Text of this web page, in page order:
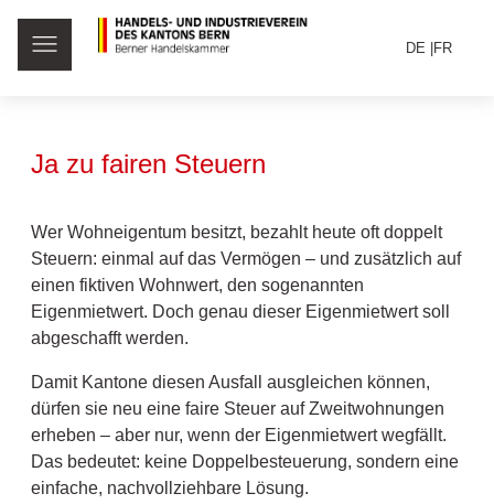
DE FR
Ja zu fairen Steuern
Wer Wohneigentum besitzt, bezahlt heute oft doppelt
Steuern: einmal auf das Vermögen – und zusätzlich auf
einen fiktiven Wohnwert, den sogenannten
Eigenmietwert. Doch genau dieser Eigenmietwert soll
abgeschafft werden.
Damit Kantone diesen Ausfall ausgleichen können,
dürfen sie neu eine faire Steuer auf Zweitwohnungen
erheben – aber nur, wenn der Eigenmietwert wegfällt.
Das bedeutet: keine Doppelbesteuerung, sondern eine
einfache, nachvollziehbare Lösung.